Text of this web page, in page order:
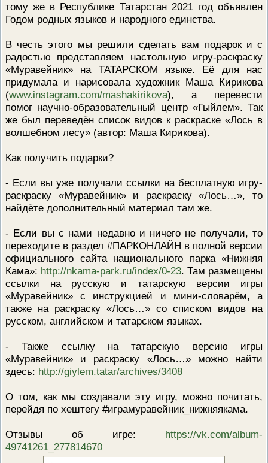
ПРОВЕРОЧНЫЙ ЛИСТ,
ПРИМЕНЯЕМЫЙ ПРИ
ОСУЩЕСТВЛЕНИИ
ОБЛАСТИ ОХРАНЫ И
ИСПОЛЬЗОВАНИЯ ООПТ
ФЕДЕРАЛЬНОГО ЗНАЧЕНИЯ
ПРОГРАММА ПРОФИЛАКТИКИ
РИСКОВ ПРИЧИНЕНИЯ
ПЛАН ПРОВЕДЕНИЯ
КОНТРОЛЬНЫХ
МЕРОПРИЯТИЙ
ИСЧЕРПЫВАЮЩИЙ
СВЕДЕНИЙ, КОТОРЫЕ МОГУТ
тому же в Республике Татарстан 2021 год объявлен
Годом родных языков и народного единства.
В честь этого мы решили сделать вам подарок и с
радостью представляем настольную игру-раскраску
«Муравейник» на ТАТАРСКОМ языке. Её для нас
придумала и нарисовала художник Маша Кирикова
(www.instagram.com/mashakirikova), а перевести
помог научно-образовательный центр «Гыйлем». Так
же был переведён список видов к раскраске «Лось в
волшебном лесу» (автор: Маша Кирикова).
Как получить подарки?
- Если вы уже получали ссылки на бесплатную игру-
раскраску «Муравейник» и раскраску «Лось…», то
найдёте дополнительный материал там же.
- Если вы с нами недавно и ничего не получали, то
переходите в раздел #ПАРКОНЛАЙН в полной версии
официального сайта национального парка «Нижняя
Кама»: http://nkama-park.ru/index/0-23. Там размещены
ссылки на русскую и татарскую версии игры
«Муравейник» с инструкцией и мини-словарём, а
также на раскраску «Лось…» со списком видов на
русском, английском и татарском языках.
- Также ссылку на татарскую версию игры
«Муравейник» и раскраску «Лось…» можно найти
здесь: http://giylem.tatar/archives/3408
О том, как мы создавали эту игру, можно почитать,
перейдя по хештегу #играмуравейник_нижняякама.
Отзывы об игре: https://vk.com/album-
49741261_277814670